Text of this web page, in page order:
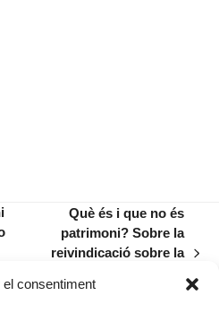
consentiment
post:
Què és i que no és
patrimoni? Sobre la
reivindicació sobre la